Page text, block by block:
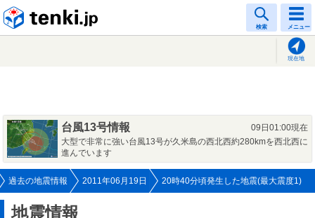
検索 メニュー
現在地
台風13号情報
09日01:00現在
大型で非常に強い台風13号が久米島の西北西約280kmを西北西に
進んでいます
過去の地震情報 2011年06月19日 20時40分頃発生した地震(最大震度1)
地震情報